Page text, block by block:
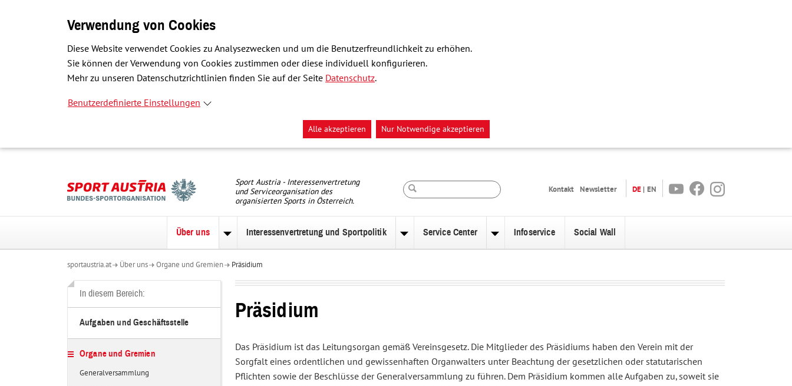
Verwendung von Cookies
Diese Website verwendet Cookies zu Analysezwecken und um die Benutzerfreundlichkeit zu erhöhen.
Sie können der Verwendung von Cookies zustimmen oder diese individuell konfigurieren.
Mehr zu unseren Datenschutzrichtlinien finden Sie auf der Seite Datenschutz.
Benutzerdefinierte Einstellungen
Alle akzeptieren Nur Notwendige akzeptieren
Sport Austria - Interessenvertretung
und Serviceorganisation des
organisierten Sports in Österreich.
Kontakt Newsletter DE EN YoutubeFacebookInstagram
Über uns
Über
Interessenvertretung und Sportpolitik Service Center Infoservice Social Wall
sportaustria.at Über uns Organe und Gremien Präsidium
In diesem Bereich:
Aufgaben und Geschäftsstelle
Organe und Gremien
Generalversammlung
Präsidium
Das Präsidium ist das Leitungsorgan gemäß Vereinsgesetz. Die Mitglieder des Präsidiums haben den Verein mit der
Sorgfalt eines ordentlichen und gewissenhaften Organwalters unter Beachtung der gesetzlichen oder statutarischen
Pflichten sowie der Beschlüsse der Generalversammlung zu führen. Dem Präsidium kommen alle Aufgaben zu, soweit sie